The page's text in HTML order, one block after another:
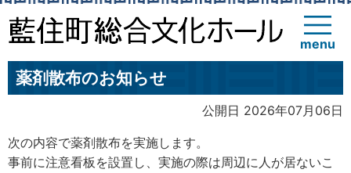
menu
薬剤散布のお知らせ
公開日 2026年07月06日
次の内容で薬剤散布を実施します。
事前に注意看板を設置し、実施の際は周辺に人が居ないこ